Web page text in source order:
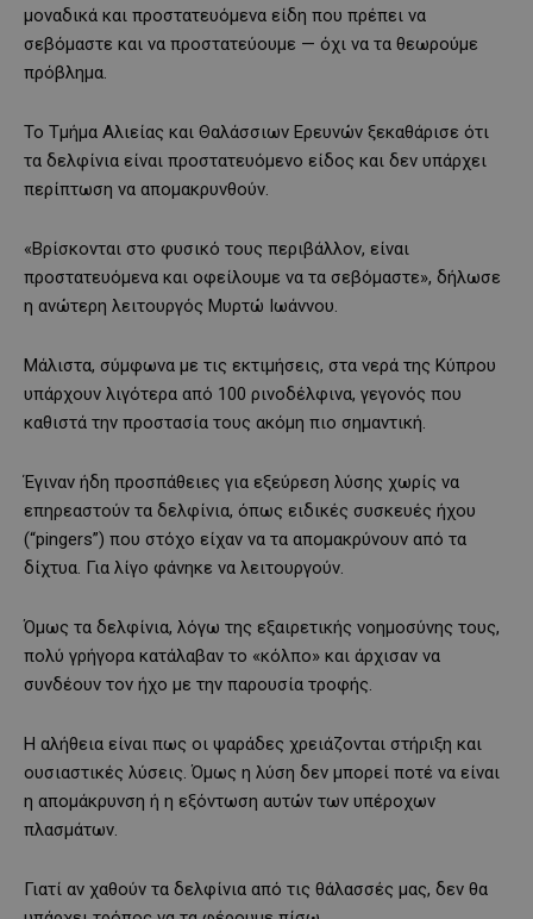
μοναδικά και προστατευόμενα είδη που πρέπει να
σεβόμαστε και να προστατεύουμε — όχι να τα θεωρούμε
πρόβλημα.
Το Τμήμα Αλιείας και Θαλάσσιων Ερευνών ξεκαθάρισε ότι
τα δελφίνια είναι προστατευόμενο είδος και δεν υπάρχει
περίπτωση να απομακρυνθούν.
«Βρίσκονται στο φυσικό τους περιβάλλον, είναι
προστατευόμενα και οφείλουμε να τα σεβόμαστε», δήλωσε
η ανώτερη λειτουργός Μυρτώ Ιωάννου.
Μάλιστα, σύμφωνα με τις εκτιμήσεις, στα νερά της Κύπρου
υπάρχουν λιγότερα από 100 ρινοδέλφινα, γεγονός που
καθιστά την προστασία τους ακόμη πιο σημαντική.
Έγιναν ήδη προσπάθειες για εξεύρεση λύσης χωρίς να
επηρεαστούν τα δελφίνια, όπως ειδικές συσκευές ήχου
(“pingers”) που στόχο είχαν να τα απομακρύνουν από τα
δίχτυα. Για λίγο φάνηκε να λειτουργούν.
Όμως τα δελφίνια, λόγω της εξαιρετικής νοημοσύνης τους,
πολύ γρήγορα κατάλαβαν το «κόλπο» και άρχισαν να
συνδέουν τον ήχο με την παρουσία τροφής.
Η αλήθεια είναι πως οι ψαράδες χρειάζονται στήριξη και
ουσιαστικές λύσεις. Όμως η λύση δεν μπορεί ποτέ να είναι
η απομάκρυνση ή η εξόντωση αυτών των υπέροχων
πλασμάτων.
Γιατί αν χαθούν τα δελφίνια από τις θάλασσές μας, δεν θα